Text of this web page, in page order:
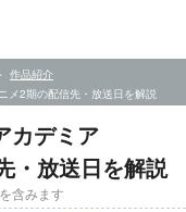
作品紹介
メ2期の配信先・放送日を解説
カデミア
・放送日を解説
含みます